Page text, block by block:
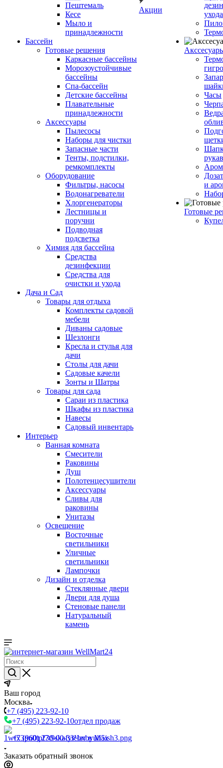
Пештемаль
Кесе
Мыло и
принадлежности
Бассейн
Готовые решения
Каркасные бассейны
Морозоустойчивые
бассейны
Спа-бассейн
Детские бассейны
Плавательные
принадлежности
Аксессуары
Пылесосы
Наборы для чистки
Запасные части
Тенты, подстилки,
ремкомплекты
Оборудование
Фильтры, насосы
Водонагреватели
Хлоргенераторы
Лестницы и
поручни
Подводная
подсветка
Химия для бассейна
Средства
дезинфекции
Средства для
очистки и ухода
Дача и Сад
Товары для отдыха
Комплекты садовой
мебели
Диваны садовые
Шезлонги
Кресла и стулья для
дачи
Столы для дачи
Садовые качели
Зонты и Шатры
Товары для сада
Сараи из пластика
Шкафы из пластика
Навесы
Садовый инвентарь
Интерьер
Ванная комната
Смесители
Раковины
Душ
Полотенцесушители
Аксессуары
Сливы для
раковины
Унитазы
Освещение
Восточные
светильники
Уличные
светильники
Лампочки
Дизайн и отделка
Стеклянные двери
Двери для душа
Стеновые панели
Натуральный
камень
Акции
ухода
Часы
и
Готовые
Ваш город
Москва
+7 (495) 223-92-10
+7 (495) 223-92-10отдел продаж
+7 (960) 230-00-33Чат в Max
Заказать обратный звонок